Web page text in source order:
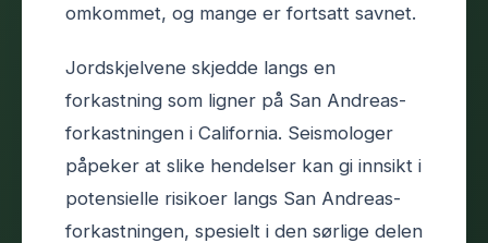
omkommet, og mange er fortsatt savnet.
Jordskjelvene skjedde langs en
forkastning som ligner på San Andreas-
forkastningen i California. Seismologer
påpeker at slike hendelser kan gi innsikt i
potensielle risikoer langs San Andreas-
forkastningen, spesielt i den sørlige delen